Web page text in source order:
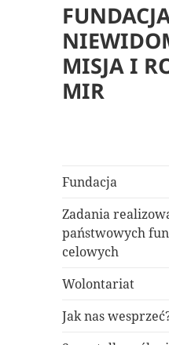
MISJA I
MIR
Fundacja
Zadania
państwowych
celowych
Wolontariat
Jak nas